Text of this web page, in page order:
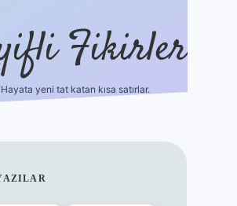
Fikirler
Hayata yeni tat katan kısa satırlar.
vd casino giriş